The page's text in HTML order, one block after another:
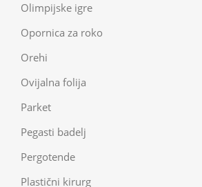
Olimpijske igre
Opornica za roko
Orehi
Ovijalna folija
Parket
Pegasti badelj
Pergotende
Plastični kirurg